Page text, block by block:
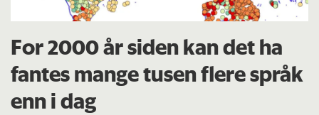
For 2000 år siden kan det ha
fantes mange tusen flere språk
enn i dag